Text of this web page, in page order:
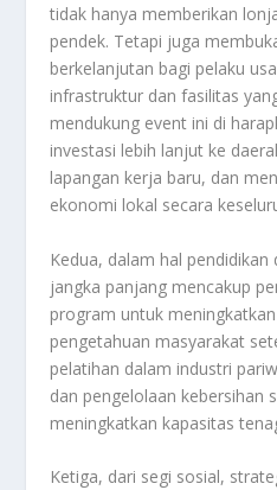
tidak hanya memberikan
pendek. Tetapi juga
berkelanjutan bagi pelaku
infrastruktur dan fasilitas
mendukung event ini di
investasi lebih lanjut ke
lapangan kerja baru, dan
ekonomi lokal secara
Kedua, dalam hal
jangka panjang mencakup
program untuk
pengetahuan masyarakat
pelatihan dalam industri
dan pengelolaan kebersihan
meningkatkan kapasitas
Ketiga, dari segi sosial,